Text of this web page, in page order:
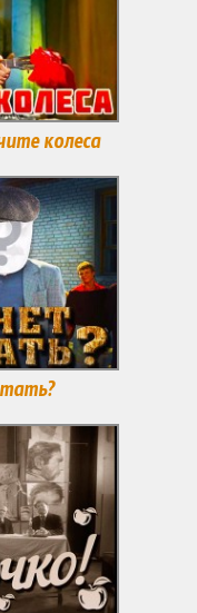
колеса